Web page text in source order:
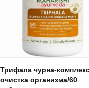
Трифала чурна-
очистка организма/60